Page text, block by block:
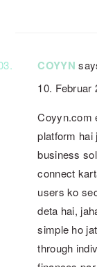
COYYN
10. Februar
Coyyn.com
platform hai
business
connect
users ko
deta hai,
simple ho
through